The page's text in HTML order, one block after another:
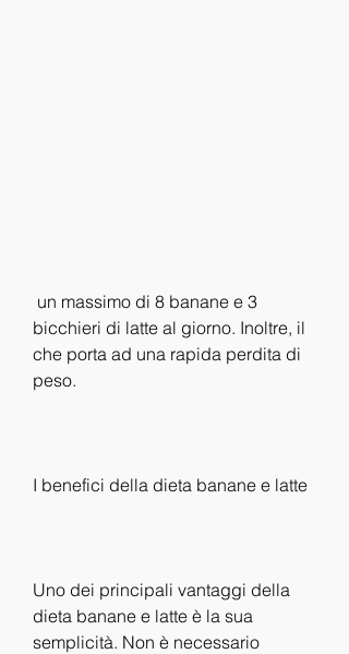
bicchieri di latte al giorno. Inoltre, il
che porta ad una rapida perdita di
peso.
I benefici della dieta banane e latte
Uno dei principali vantaggi della
dieta banane e latte è la sua
semplicità. Non è necessario